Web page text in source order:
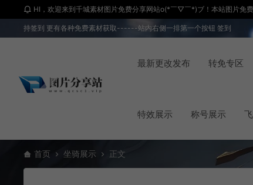
HI，欢迎来到千城素材图片免费分享网站o(*￣▽￣*)ブ！本站图片免
持签到 更有各种免费素材获取------站内右侧一排第一个按钮 签到
最新更改发布 转免专区
特效展示 称号展示
首页 坐骑展示 正文